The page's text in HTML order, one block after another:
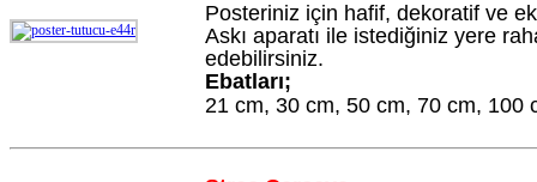
Posteriniz için hafif, dekoratif ve
Askı aparatı ile istediğiniz yere
edebilirsiniz.
Ebatları;
21 cm, 30 cm, 50 cm, 70 cm, 100